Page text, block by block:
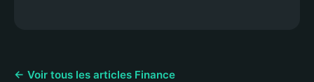
← Voir tous les articles Finance